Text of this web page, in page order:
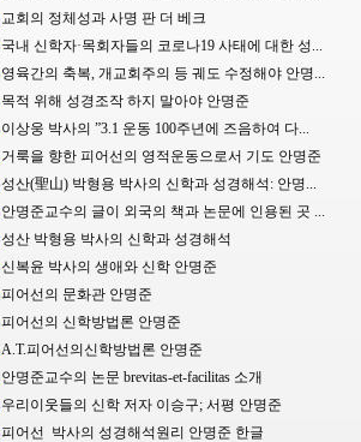
교회의 정체성과 사명 판 더 베크
국내 신학자·목회자들의 코로나19 사태에 대한 성...
영육간의 축복, 개교회주의 등 궤도 수정해야 안명...
목적 위해 성경조작 하지 말아야 안명준
이상웅 박사의 ”3.1 운동 100주년에 즈음하여 다...
거룩을 향한 피어선의 영적운동으로서 기도 안명준
성산(聖山) 박형용 박사의 신학과 성경해석: 안명...
안명준교수의 글이 외국의 책과 논문에 인용된 곳 ...
성산 박형용 박사의 신학과 성경해석
신복윤 박사의 생애와 신학 안명준
피어선의 문화관 안명준
피어선의 신학방법론 안명준
A.T.피어선의신학방법론 안명준
안명준교수의 논문 brevitas-et-facilitas 소개
우리이웃들의 신학 저자 이승구; 서평 안명준
피어선 박사의 성경해석원리 안명준 한글